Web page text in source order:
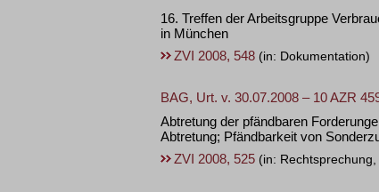
16. Treffen der Arbeitsgruppe
in München
ZVI 2008, 548 (in: Dokumentation)
BAG, Urt. v. 30.07.2008 – 10 AZR
Abtretung der pfändbaren
Abtretung; Pfändbarkeit von
ZVI 2008, 525 (in: